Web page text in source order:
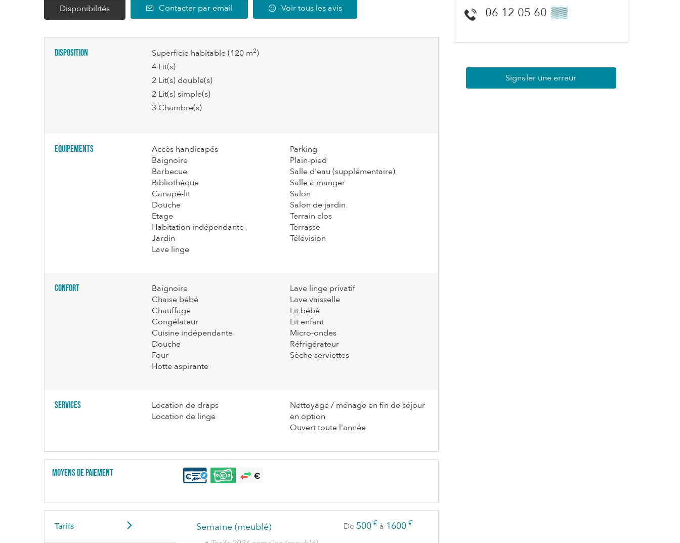
Disponibilités Contacter par email Voir tous les avis
Disposition Superficie habitable(120 m2)
4 Lit(s)
2 Lit(s) double(s)
2 Lit(s) simple(s)
3 Chambre(s)
Equipements
Accès handicapés
Baignoire
Barbecue
Bibliothèque
Canapé-lit
Douche
Etage
Habitation indépendante
Jardin
Lave linge
Parking
Plain-pied
Salle d'eau (supplémentaire)
Salle à manger
Salon
Salon de jardin
Terrain clos
Terrasse
Télévision
Confort
Baignoire
Chaise bébé
Chauffage
Congélateur
Cuisine indépendante
Douche
Four
Hotte aspirante
Lave linge privatif
Lave vaisselle
Lit bébé
Lit enfant
Micro-ondes
Réfrigérateur
Sèche serviettes
Services
Location de draps
Location de linge
Nettoyage / ménage en fin de séjour
en option
Ouvert toute l'année
Moyens de paiement
Tarifs Semaine (meublé) De 500 € à 1600 €
06 12 05 60 ▒▒
Signaler une erreur